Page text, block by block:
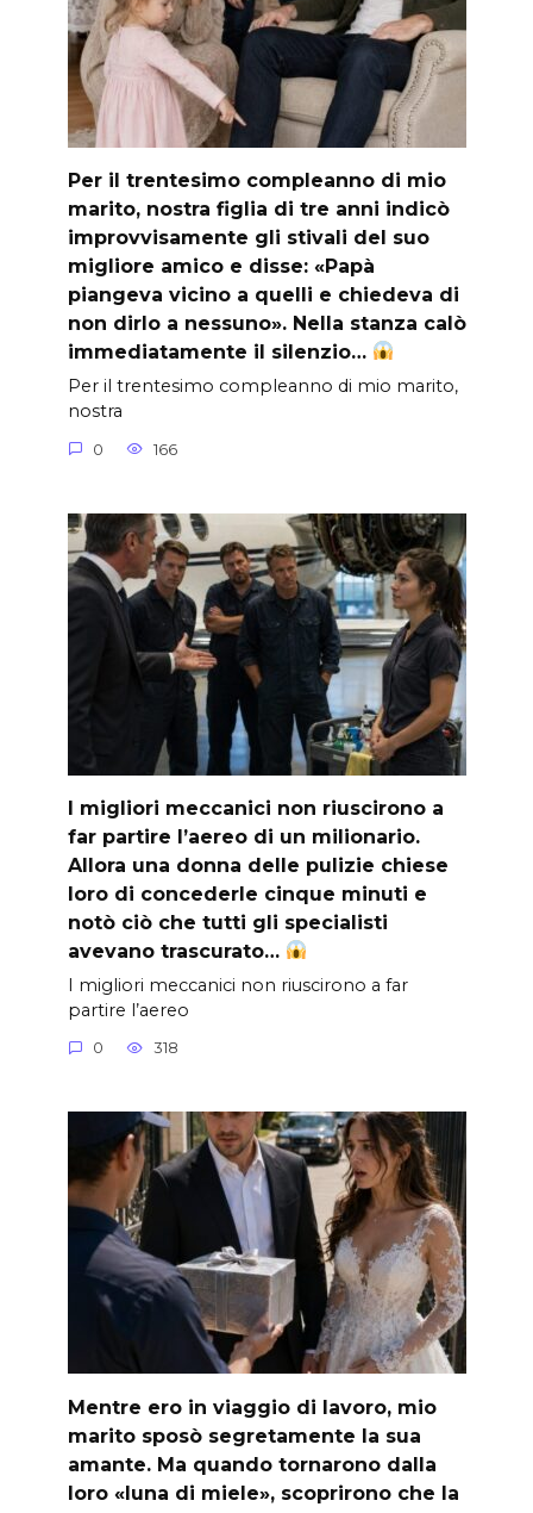
Per il trentesimo compleanno di mio
marito, nostra figlia di tre anni indicò
improvvisamente gli stivali del suo
migliore amico e disse: «Papà
piangeva vicino a quelli e chiedeva di
non dirlo a nessuno». Nella stanza calò
immediatamente il silenzio…
Per il trentesimo compleanno di mio marito,
nostra
0 166
I migliori meccanici non riuscirono a
far partire l’aereo di un milionario.
Allora una donna delle pulizie chiese
loro di concederle cinque minuti e
notò ciò che tutti gli specialisti
avevano trascurato…
I migliori meccanici non riuscirono a far
partire l’aereo
0 318
Mentre ero in viaggio di lavoro, mio
marito sposò segretamente la sua
amante. Ma quando tornarono dalla
loro «luna di miele», scoprirono che la